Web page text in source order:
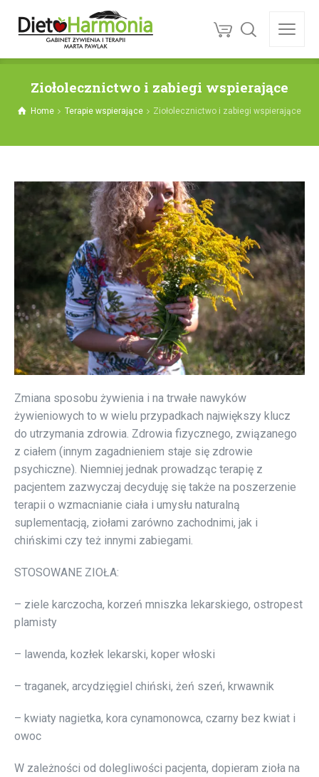
Ziołolecznictwo i zabiegi wspierające
Home Terapie wspierające Ziołolecznictwo i zabiegi wspierające
Zmiana sposobu żywienia i na trwałe nawyków
żywieniowych to w wielu przypadkach największy klucz
do utrzymania zdrowia. Zdrowia fizycznego, związanego
z ciałem (innym zagadnieniem staje się zdrowie
psychiczne). Niemniej jednak prowadząc terapię z
pacjentem zazwyczaj decyduję się także na poszerzenie
terapii o wzmacnianie ciała i umysłu naturalną
suplementacją, ziołami zarówno zachodnimi, jak i
chińskimi czy też innymi zabiegami.
STOSOWANE ZIOŁA:
– ziele karczocha, korzeń mniszka lekarskiego, ostropest
plamisty
– lawenda, kozłek lekarski, koper włoski
– traganek, arcydzięgiel chiński, żeń szeń, krwawnik
– kwiaty nagietka, kora cynamonowca, czarny bez kwiat i
owoc
W zależności od dolegliwości pacjenta, dopieram zioła na